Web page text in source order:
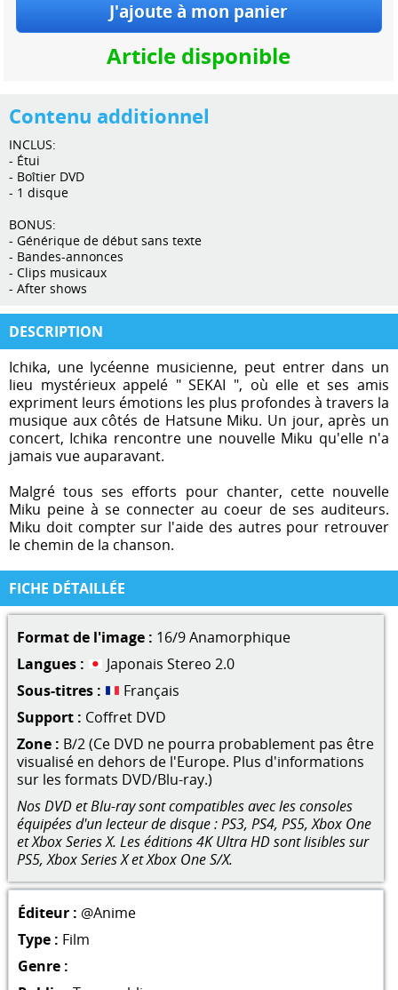
Article disponible
Contenu additionnel
INCLUS:
- Étui
- Boîtier DVD
- 1 disque
BONUS:
- Générique de début sans texte
- Bandes-annonces
- Clips musicaux
- After shows
DESCRIPTION
Ichika, une lycéenne musicienne, peut entrer dans un
lieu mystérieux appelé " SEKAI ", où elle et ses amis
expriment leurs émotions les plus profondes à travers la
musique aux côtés de Hatsune Miku. Un jour, après un
concert, Ichika rencontre une nouvelle Miku qu'elle n'a
jamais vue auparavant.
Malgré tous ses efforts pour chanter, cette nouvelle
Miku peine à se connecter au coeur de ses auditeurs.
Miku doit compter sur l'aide des autres pour retrouver
le chemin de la chanson.
FICHE DÉTAILLÉE
Format de l'image : 16/9 Anamorphique
Langues :
Japonais Stereo 2.0
Sous-titres :
Français
Support : Coffret DVD
Zone : B/2 (Ce DVD ne pourra probablement pas être
visualisé en dehors de l'Europe. Plus d'informations
sur les formats DVD/Blu-ray.)
Nos DVD et Blu-ray sont compatibles avec les consoles
équipées d'un lecteur de disque : PS3, PS4, PS5, Xbox One
et Xbox Series X. Les éditions 4K Ultra HD sont lisibles sur
PS5, Xbox Series X et Xbox One S/X.
Éditeur : @Anime
Type : Film
Genre :